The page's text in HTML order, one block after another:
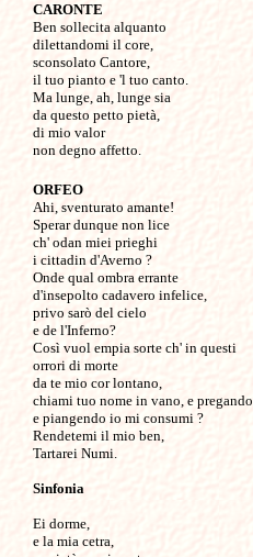
CARONTE
Ben sollecita alquanto
dilettandomi il core,
sconsolato Cantore,
il tuo pianto e 'l tuo canto.
Ma lunge, ah, lunge sia
da questo petto pietà,
di mio valor
ORFEO
Ahi, sventurato amante!
Sperar dunque non lice
ch' odan miei prieghi
i cittadin d'Averno ?
Onde qual ombra errante
d'insepolto cadavero infelice,
privo sarò del cielo
e de l'Inferno?
Così vuol empia sorte ch' in questi
orrori di morte
da te mio cor lontano,
chiami tuo nome in vano, e pregando
e piangendo io mi consumi ?
Rendetemi il mio ben,
Tartarei Numi.
Sinfonia
Ei dorme,
e la mia cetra,